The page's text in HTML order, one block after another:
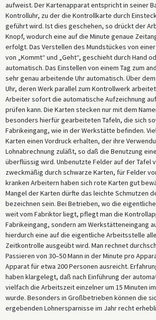
aufweist. Der Kartenapparat entspricht in seiner
Kontrolluhr, zu der die Kontrollkarte durch
geführt wird. Ist dies geschehen, so drückt der
Knopf, wodurch eine auf die Minute genaue
erfolgt. Das Verstellen des Mundstückes von
von „Kommt“ und „Geht“, geschieht durch Hand
automatisch. Das Einstellen von einem Tag zum
sehr genau arbeitende Uhr automatisch. Über
Uhr, deren Werk parallel zum Kontrollwerk
Arbeiter sofort die automatische Aufzeichnung
prüfen kann. Die Karten stecken nur mit dem
besonders hierfür gearbeiteten Tafeln, die sich
Fabrikeingang, wie in der Werkstätte befinden.
Karten einen Vordruck erhalten, der ihre
Lohnabrechnung zuläßt, so daß die Benutzung
überflüssig wird. Unbenutzte Felder auf der Tafel
zweckmäßig durch schwarze Karten, für Felder
kranken Arbeitern haben sich rote Karten gut
Mangel der Karten dürfte das leichte Schmutzen
bezeichnen sein. Bei Betrieben, wo die
weit vom Fabriktor liegt, pflegt man die
Fabrikeingang, sondern am Werkstätteneingang
hierdurch eine auf die eigentliche Arbeitsstelle
Zeitkontrolle ausgeübt wird. Man rechnet
Passieren von 30–50 Mann in der Minute pro
Apparat für etwa 200 Personen ausreicht.
haben klargelegt, daß nach Einführung der
vielfach die Arbeitszeit einzelner um 15 Minuten
wurde. Besonders in Großbetrieben können die
ergebenden Lohnersparnisse im Jahr recht